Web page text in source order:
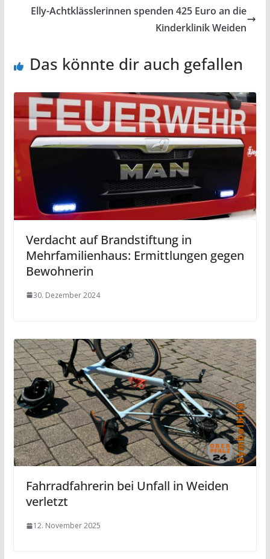
Elly-Achtklässlerinnen spenden 425 Euro an die
Kinderklinik Weiden
Das könnte dir auch gefallen
Verdacht auf Brandstiftung in
Mehrfamilienhaus: Ermittlungen gegen
Bewohnerin
30. Dezember 2024
Fahrradfahrerin bei Unfall in Weiden
verletzt
12. November 2025